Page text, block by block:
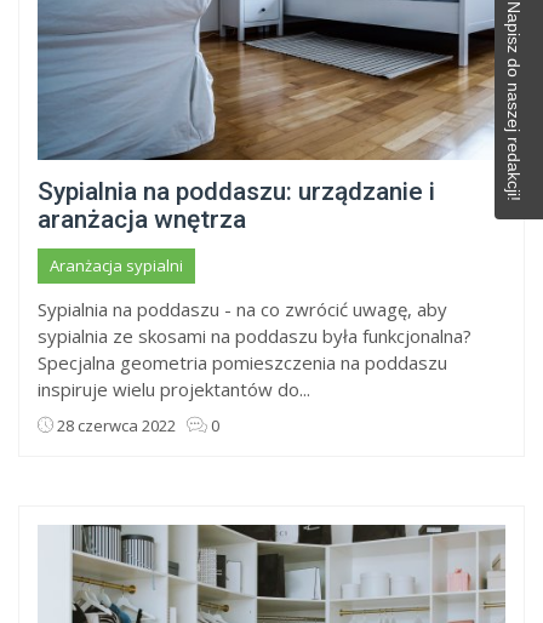
Sypialnia na poddaszu: urządzanie i
aranżacja wnętrza
Aranżacja sypialni
Sypialnia na poddaszu - na co zwrócić uwagę, aby
sypialnia ze skosami na poddaszu była funkcjonalna?
Specjalna geometria pomieszczenia na poddaszu
inspiruje wielu projektantów do...
28 czerwca 2022 0
Napisz do naszej redakcji!